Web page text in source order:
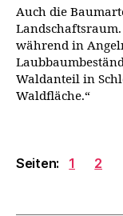
Auch die
während in
Waldanteil in
Waldfläche.“
Seiten: 1 2